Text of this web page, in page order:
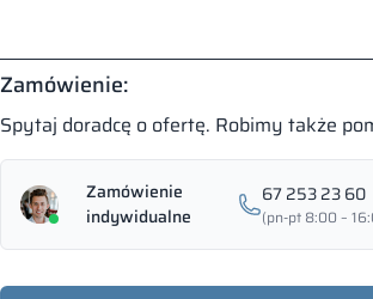
Zamówienie:
Spytaj doradcę o ofertę. Robimy także
Zamówienie
indywidualne
67 253 23 60
(pn-pt 8:00 –